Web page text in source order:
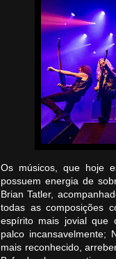
Os músicos, que hoje
possuem energia de
Brian Tatler,
todas as composições
espírito mais jovial que
palco
mais reconhecido,